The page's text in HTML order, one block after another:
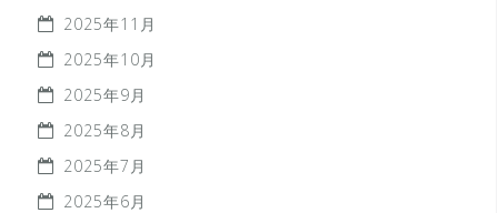
2025年11月
2025年10月
2025年9月
2025年8月
2025年7月
2025年6月